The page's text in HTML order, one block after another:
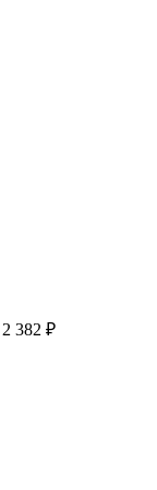
2 382 ₽